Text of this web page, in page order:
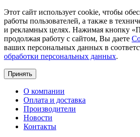
Этот сайт использует cookie, чтобы
работы пользователей, а также в
и рекламных целях. Нажимая кнопку
продолжая работу с сайтом, Вы даете
ваших персональных данных в
обработки персональных данных.
Принять
О компании
Оплата и доставка
Производители
Новости
Контакты